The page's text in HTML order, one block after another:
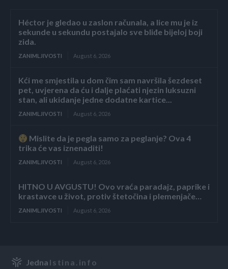
Héctor je gledao u zaslon računala, a lice mu je iz
sekunde u sekundu postajalo sve bliđe bijeloj boji
zida.
ZANIMLJIVOSTI August 6, 2026
Kći me smjestila u dom čim sam navršila šezdeset
pet, uvjerena da ću i dalje plaćati njezin luksuzni
stan, ali ukidanje jedne dodatne kartice...
ZANIMLJIVOSTI August 6, 2026
Mislite da je pegla samo za peglanje? Ova 4
trika će vas iznenaditi!
ZANIMLJIVOSTI August 6, 2026
HITNO U AVGUSTU! Ovo vraća paradajz, paprike i
krastavce u život, protiv štetočina i plemenjače…
ZANIMLJIVOSTI August 6, 2026
Jedna Istina.info